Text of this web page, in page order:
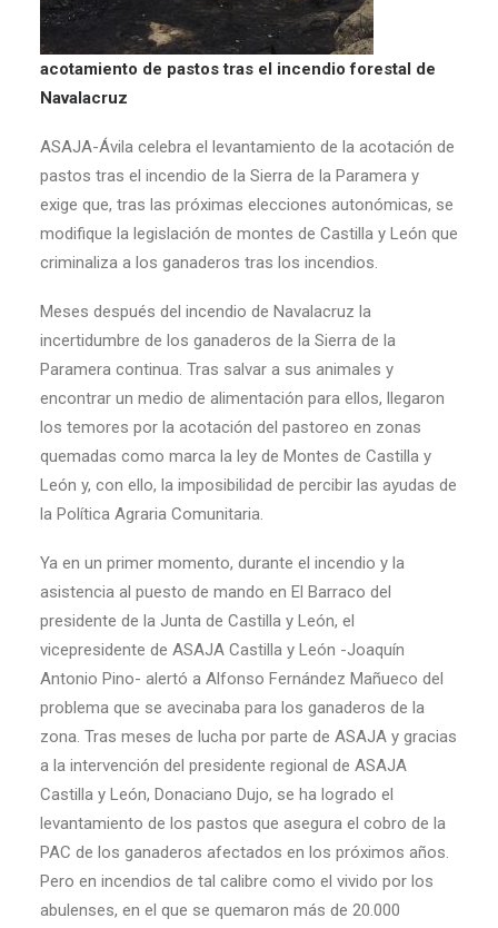
acotamiento de pastos tras el incendio forestal de
Navalacruz
ASAJA-Ávila celebra el levantamiento de la acotación de
pastos tras el incendio de la Sierra de la Paramera y
exige que, tras las próximas elecciones autonómicas, se
modifique la legislación de montes de Castilla y León que
criminaliza a los ganaderos tras los incendios.
Meses después del incendio de Navalacruz la
incertidumbre de los ganaderos de la Sierra de la
Paramera continua. Tras salvar a sus animales y
encontrar un medio de alimentación para ellos, llegaron
los temores por la acotación del pastoreo en zonas
quemadas como marca la ley de Montes de Castilla y
León y, con ello, la imposibilidad de percibir las ayudas de
la Política Agraria Comunitaria.
Ya en un primer momento, durante el incendio y la
asistencia al puesto de mando en El Barraco del
presidente de la Junta de Castilla y León, el
vicepresidente de ASAJA Castilla y León -Joaquín
Antonio Pino- alertó a Alfonso Fernández Mañueco del
problema que se avecinaba para los ganaderos de la
zona. Tras meses de lucha por parte de ASAJA y gracias
a la intervención del presidente regional de ASAJA
Castilla y León, Donaciano Dujo, se ha logrado el
levantamiento de los pastos que asegura el cobro de la
PAC de los ganaderos afectados en los próximos años.
Pero en incendios de tal calibre como el vivido por los
abulenses, en el que se quemaron más de 20.000